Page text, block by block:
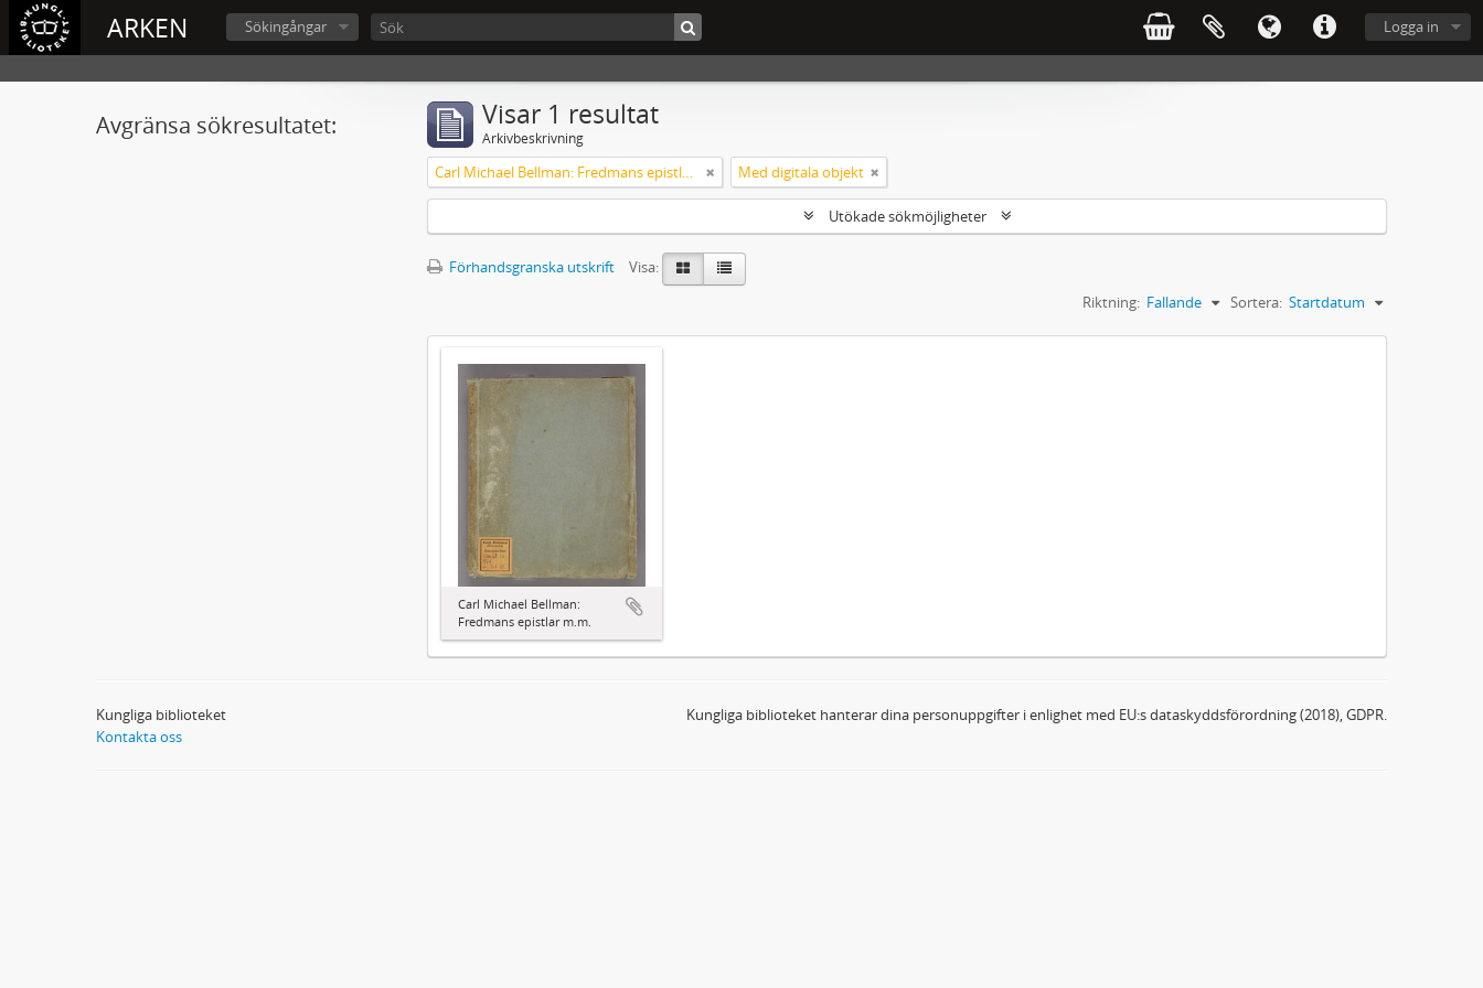
ARKEN Logga in
Sökingångar
Avgränsa sökresultatet: Visar 1 resultat
Arkivbeskrivning
Carl Michael Bellman: Fredmans epistlar m.m. Med digitala objekt
Utökade sökmöjligheter
Förhandsgranska utskrift
Visa:
Sortera: Startdatum
Riktning: Fallande
Carl Michael Bellman:
Fredmans epistlar m.m.
Kungliga biblioteket
Kontakta oss
Kungliga biblioteket hanterar dina personuppgifter i enlighet med EU:s dataskyddsförordning (2018), GDPR.